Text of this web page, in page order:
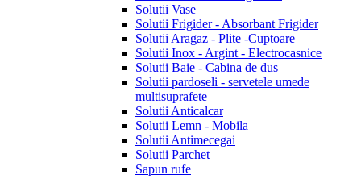
Solutii Vase
Solutii Frigider - Absorbant Frigider
Solutii Aragaz - Plite -Cuptoare
Solutii Inox - Argint - Electrocasnice
Solutii Baie - Cabina de dus
Solutii pardoseli - servetele umede
multisuprafete
Solutii Anticalcar
Solutii Lemn - Mobila
Solutii Antimecegai
Solutii Parchet
Sapun rufe